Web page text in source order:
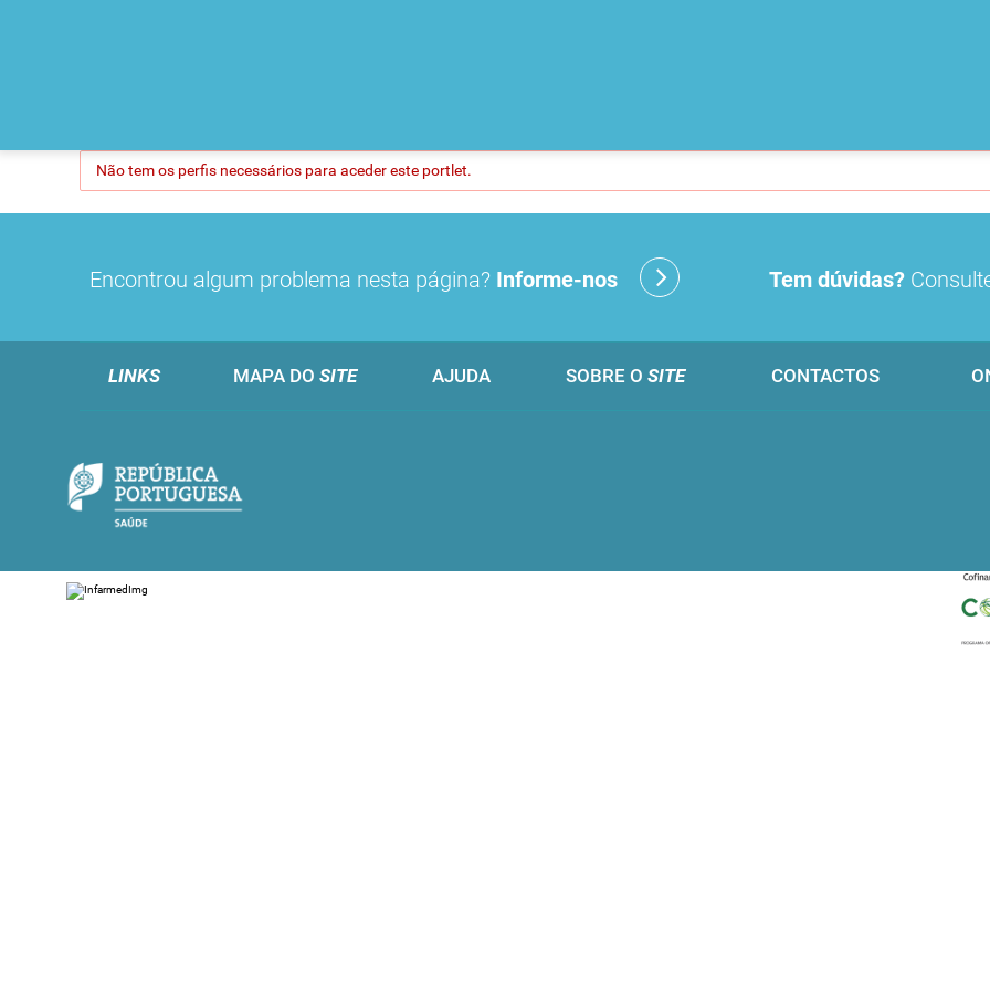
Não tem os perfis necessários para aceder este portlet.
Encontrou algum problema nesta página? Informe-nos Tem dúvidas?
LINKS MAPA DO SITE AJUDA SOBRE O SITE CONTACTOS